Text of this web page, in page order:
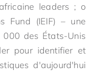
leaders ; o
Fund (IEIF) – une
des États-Unis
pour identifier et
d'aujourd'hui